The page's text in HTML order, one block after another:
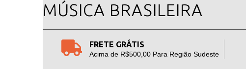
MÚSICA BRASILEIRA
FRETE GRÁTIS
Acima de R$500,00 Para Região Sudeste